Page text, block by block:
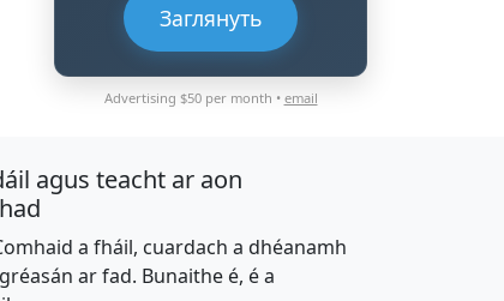
Заглянуть
Advertising $50 per month • email
agus teacht ar aon
a fháil, cuardach a dhéanamh
ar fad. Bunaithe é, é a